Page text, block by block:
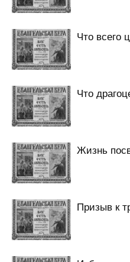
Что всего
Что
Жизнь
Призыв к